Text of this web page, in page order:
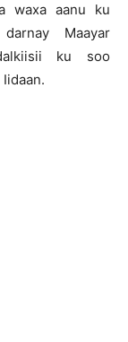
waxa aanu ku
Maayar
ku soo